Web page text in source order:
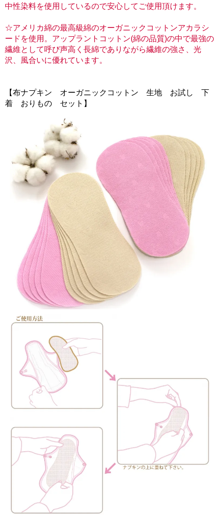
中性染料を使用しているので安心してご使用頂けます。
☆アメリカ綿の最高級綿のオーガニックコットンアカラシ
ードを使用。アップラントコットン(綿の品質)の中で最強の
繊維として呼び声高く長綿でありながら繊維の強さ、光
沢、風合いに優れています。
【布ナプキン オーガニックコットン 生地 お試し 下
着 おりもの セット】